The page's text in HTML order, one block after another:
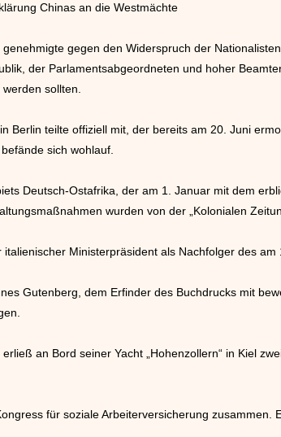
Chinas an die Westmächte
gegen den Widerspruch der
der Parlamentsabgeordneten und hoher
sollten.
Berlin teilte offiziell mit, der bereits am 20. Juni
sich wohlauf.
Deutsch-Ostafrika, der am 1. Januar mit dem
wurden von der „Kolonialen
Ministerpräsident als Nachfolger des
Gutenberg, dem Erfinder des Buchdrucks mit
an Bord seiner Yacht „Hohenzollern“ in Kiel
für soziale Arbeiterversicherung zusammen.